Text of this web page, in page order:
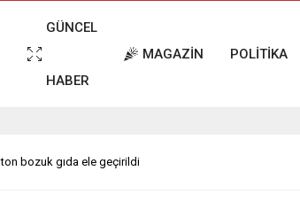
GÜNCEL
HABER
MAGAZİN POLİTİKA
ton bozuk gıda ele geçirildi